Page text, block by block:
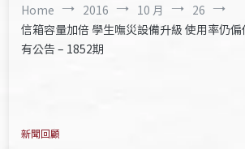
Home 2016 10 月
26
信箱容量加倍 學生嘸災設備升級 使用率仍
有公告 – 1852期
新聞回顧